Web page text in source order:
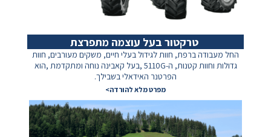
טרקטור בעל עוצמה מתפרצת
החל מעבודה ברפת, חוות לגידול בעלי חיים, משקים מעורבים, חוות
גדולות וחוות קטנות, ה-5110G ,בעל קאבינה נוחה ומתקדמת ,הוא
הפרטנר האידאלי בשבילך.
מפרט מלא להורדה>